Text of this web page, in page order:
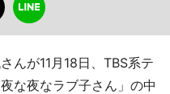
んが11月18日、TBS系テ
な夜なラブ子さん」の中